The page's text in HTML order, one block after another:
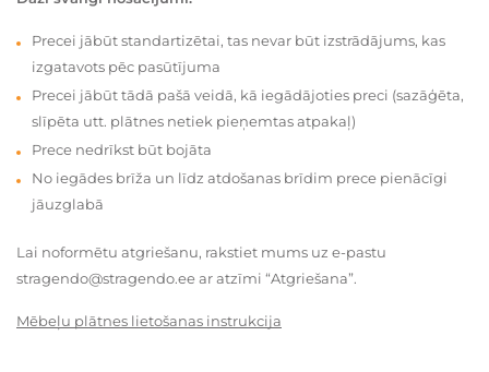
Precei jābūt standartizētai, tas nevar būt izstrādājums, kas
izgatavots pēc pasūtījuma
Precei jābūt tādā pašā veidā, kā iegādājoties preci (sazāģēta,
slīpēta utt. plātnes netiek pieņemtas atpakaļ)
Prece nedrīkst būt bojāta
No iegādes brīža un līdz atdošanas brīdim prece pienācīgi
jāuzglabā
Lai noformētu atgriešanu, rakstiet mums uz e-pastu
stragendo@stragendo.ee ar atzīmi “Atgriešana”.
Mēbeļu plātnes lietošanas instrukcija